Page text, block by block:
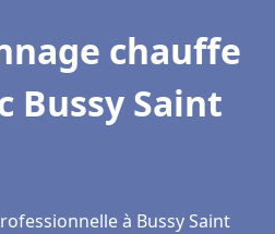
chauffe
Bussy Saint
à Bussy Saint